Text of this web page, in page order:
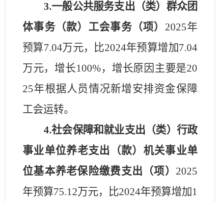
3.一般公共服务支出 （类） 群众团
体事务（款） 工会事务（项） 2025年
预算7.04万元，比2024年预算增加7.04
万元， 增长100%， 增长原因主要是20
25年根据人员情况新增安排资金保障
工会运转。
4.社会保障和就业支出 （类）行政
事业单位养老支出（款）机关事业单
位基本养老保险缴费支出（项） 2025
年预算75.12万元，比2024年预算增加1